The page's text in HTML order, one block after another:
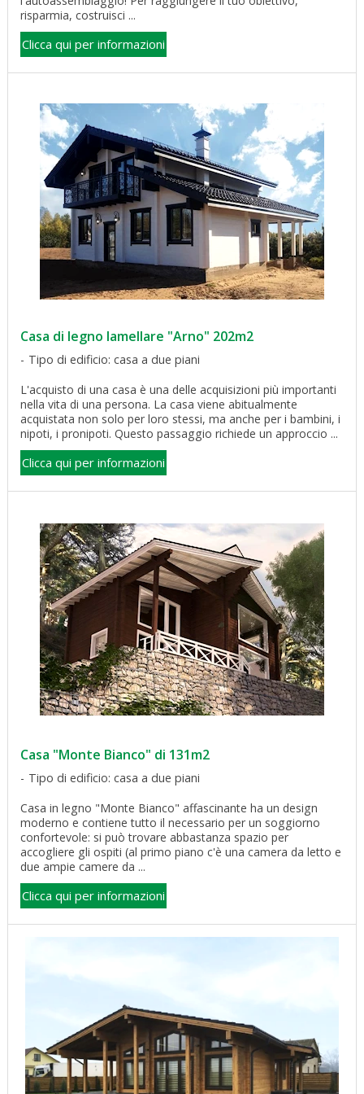
risparmia, costruisci ...
Clicca qui per informazioni
Casa di legno lamellare "Arno" 202m2
Tipo di edificio: casa a due piani
L'acquisto di una casa è una delle acquisizioni più importanti
nella vita di una persona. La casa viene abitualmente
acquistata non solo per loro stessi, ma anche per i bambini, i
nipoti, i pronipoti. Questo passaggio richiede un approccio ...
Clicca qui per informazioni
Casa "Monte Bianco" di 131m2
Tipo di edificio: casa a due piani
Casa in legno "Monte Bianco" affascinante ha un design
moderno e contiene tutto il necessario per un soggiorno
confortevole: si può trovare abbastanza spazio per
accogliere gli ospiti (al primo piano c'è una camera da letto e
due ampie camere da ...
Clicca qui per informazioni